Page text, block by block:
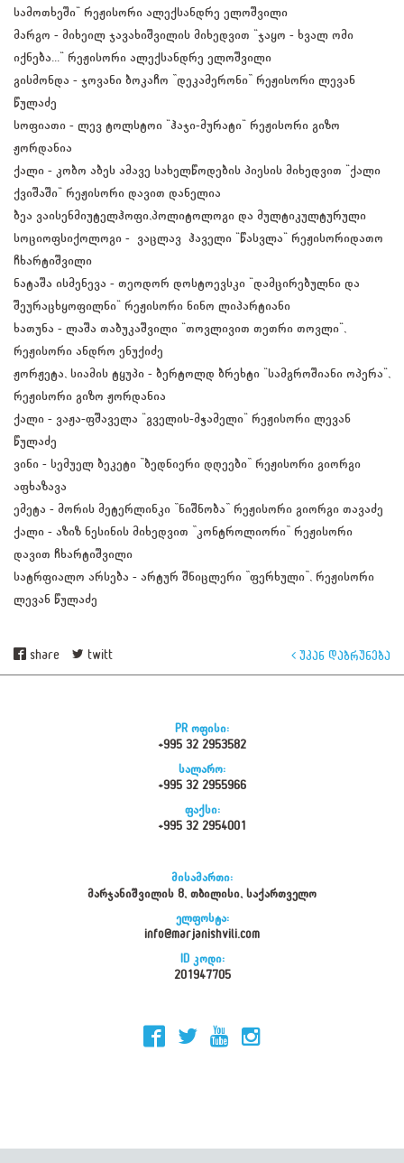
სამოთხეში“ რეჟისორი ალექსანდრე ელოშვილი
მარგო - მიხეილ ჯავახიშვილის მიხედვით "ჯაყო - ხვალ ომი
იქნება..." რეჟისორი ალექსანდრე ელოშვილი
გისმონდა - ჯოვანი ბოკაჩო ”დეკამერონი” რეჟისორი ლევან
წულაძე
სოფიათი - ლევ ტოლსტოი "ჰაჯი-მურატი" რეჟისორი გიზო
ჟორდანია
ქალი - კობო აბეს ამავე სახელწოდების პიესის მიხედვით "ქალი
ქვიშაში" რეჟისორი დავით დანელია
ბეა ვაისენმიუტელჰოფი,პოლიტოლოგი და მულტიკულტურული
სოციოფსიქოლოგი - ვაცლავ ჰაველი "წასვლა" რეჟისორიდათო
ჩხარტიშვილი
ნატაშა ისმენევა - თეოდორ დოსტოევსკი "დამცირებულნი და
შეურაცხყოფილნი" რეჟისორი ნინო ლიპარტიანი
ხათუნა - ლაშა თაბუკაშვილი "თოვლივით თეთრი თოვლი",
რეჟისორი ანდრო ენუქიძე
ჟორჟეტა, სიამის ტყუპი - ბერტოლდ ბრეხტი "სამგროშიანი ოპერა",
რეჟისორი გიზო ჟორდანია
ქალი - ვაჟა-ფშაველა "გველის-მჭამელი" რეჟისორი ლევან
წულაძე
ვინი - სემუელ ბეკეტი ”ბედნიერი დღეები” რეჟისორი გიორგი
აფხაზავა
ემეტა - მორის მეტერლინკი ”ნიშნობა” რეჟისორი გიორგი თავაძე
ქალი - აზიზ ნესინის მიხედვით ”კონტროლიორი” რეჟისორი
დავით ჩხარტიშვილი
სატრფიალო არსება - არტურ შნიცლერი ”ფერხული”, რეჟისორი
ლევან წულაძე
share twitt უკან დაბრუნება
PR ოფისი:
+995 32 2953582
სალარო:
+995 32 2955966
ფაქსი:
+995 32 2954001
მისამართი:
მარჯანიშვილის 8, თბილისი, საქართველო
ელფოსტა:
info@marjanishvili.com
ID კოდი:
201947705